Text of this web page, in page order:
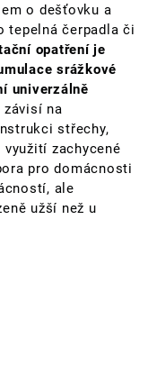
o dešťovku a
tepelná čerpadla či
opatření je
srážkové
univerzálně
na
střechy,
zachycené
pro domácnosti
ale
užší než u